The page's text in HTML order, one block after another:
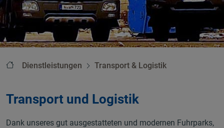
StartseiteDienstleistungen Transport & Logistik
Transport und Logistik
Dank unseres gut ausgestatteten und modernen Fuhrparks,